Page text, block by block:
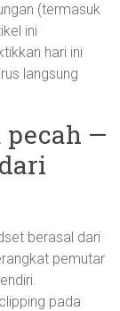
(termasuk
ini
hari ini
langsung
pecah —
berasal dari
pemutar
pada